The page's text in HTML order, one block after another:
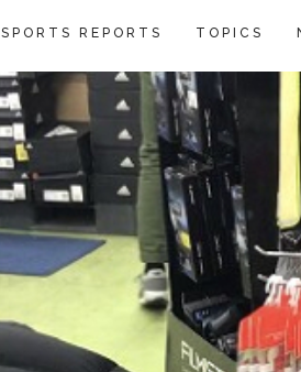
SPORTS REPORTS TOPICS